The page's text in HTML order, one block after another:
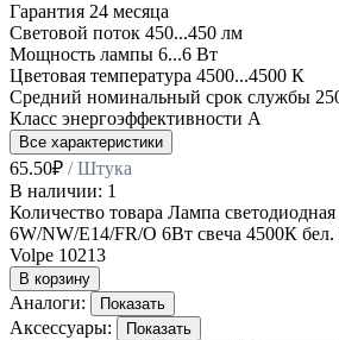
Гарантия 24 месяца
Световой поток 450...450 лм
Мощность лампы 6...6 Вт
Цветовая температура 4500...4500 К
Средний номинальный срок службы
Класс энергоэффективности A
Все характеристики
65.50₽ / Штука
В наличии: 1
Количество товара Лампа
6W/NW/E14/FR/O 6Вт свеча 4500К
Volpe 10213
В корзину
Аналоги: Показать
Аксессуары:
Показать